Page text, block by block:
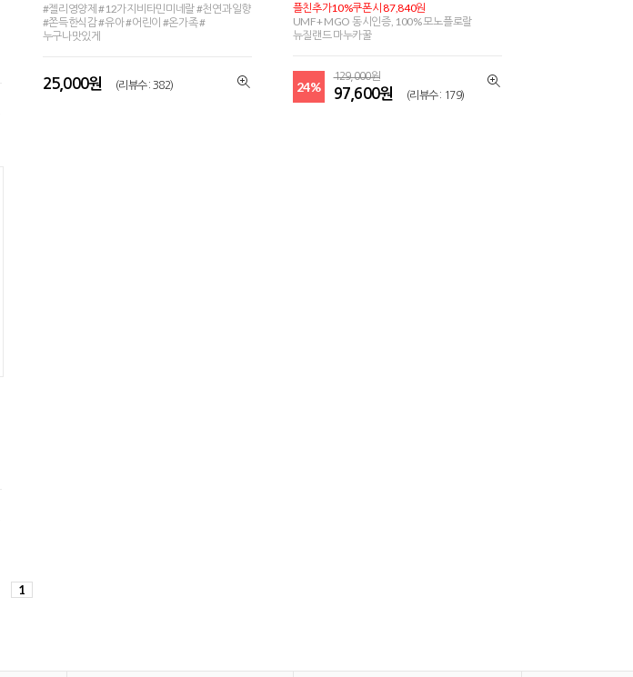
#젤리영양제 #12가지비타민미네랄 #천연과일향
#쫀득한식감 #유아 #어린이 #온가족 #
누구나맛있게
25,000원 (리뷰수 : 382)
플친추가10%쿠폰시 87,840원
UMF+ MGO 동시인증, 100% 모노플로랄
뉴질랜드 마누카꿀
24%
129,000원
97,600원 (리뷰수 : 179)
1